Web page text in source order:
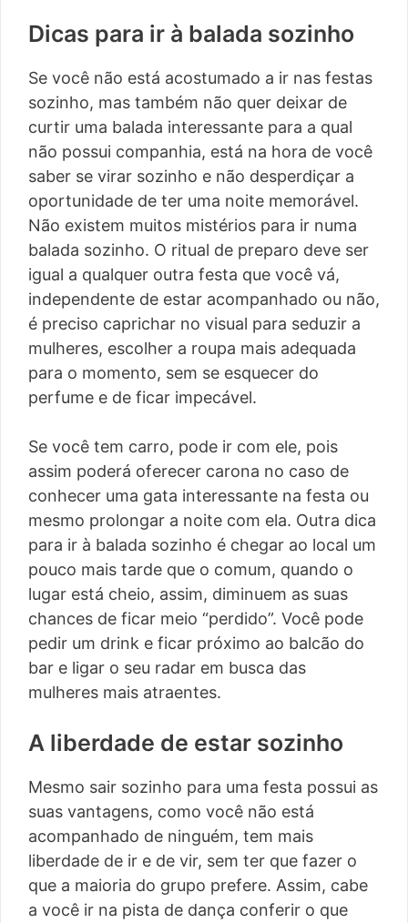
Dicas para ir à balada sozinho
Se você não está acostumado a ir nas festas
sozinho, mas também não quer deixar de
curtir uma balada interessante para a qual
não possui companhia, está na hora de você
saber se virar sozinho e não desperdiçar a
oportunidade de ter uma noite memorável.
Não existem muitos mistérios para ir numa
balada sozinho. O ritual de preparo deve ser
igual a qualquer outra festa que você vá,
independente de estar acompanhado ou não,
é preciso caprichar no visual para seduzir a
mulheres, escolher a roupa mais adequada
para o momento, sem se esquecer do
perfume e de ficar impecável.
Se você tem carro, pode ir com ele, pois
assim poderá oferecer carona no caso de
conhecer uma gata interessante na festa ou
mesmo prolongar a noite com ela. Outra dica
para ir à balada sozinho é chegar ao local um
pouco mais tarde que o comum, quando o
lugar está cheio, assim, diminuem as suas
chances de ficar meio “perdido”. Você pode
pedir um drink e ficar próximo ao balcão do
bar e ligar o seu radar em busca das
mulheres mais atraentes.
A liberdade de estar sozinho
Mesmo sair sozinho para uma festa possui as
suas vantagens, como você não está
acompanhado de ninguém, tem mais
liberdade de ir e de vir, sem ter que fazer o
que a maioria do grupo prefere. Assim, cabe
a você ir na pista de dança conferir o que